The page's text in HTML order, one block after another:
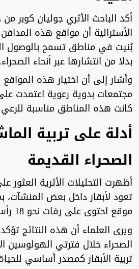
أكد الباحث الأثري جوليان كوبر
الأسترالية أن مواقع هذه
بُنيت في مناطق تسمح بالوصول
بدلا من انتشارها عبر أنحاء الصحراء.
وأشار إلى أن اختيار هذه
مجتمعات بدوية رعوية اعتمدت
كانت هذه المناطق مناسبة
أدلة على تربية
الصحراء القديمة
أظهرت التحليلات الأثرية العثور
تعود لأبقار داخل بعض المنشآت،
موقع احتوى على رفات نحو 18 رأسا من الماشية.
ويرى العلماء أن هذه النتائج
الصحراء خلال فترتي الهولوسين
تربية الأبقار كمصدر أساسي